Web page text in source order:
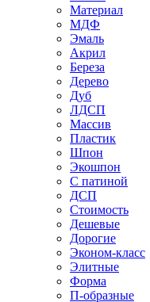
Материал
МДФ
Эмаль
Акрил
Береза
Дерево
Дуб
ЛДСП
Массив
Пластик
Шпон
Экошпон
С патиной
ДСП
Стоимость
Дешевые
Дорогие
Эконом-класс
Элитные
Форма
П-образные